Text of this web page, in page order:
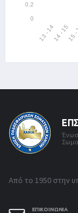
Από το 1950 στην
ΕΠΙΚΟΙΝΩΝΊΑ